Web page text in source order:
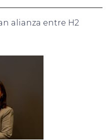
alianza entre H2